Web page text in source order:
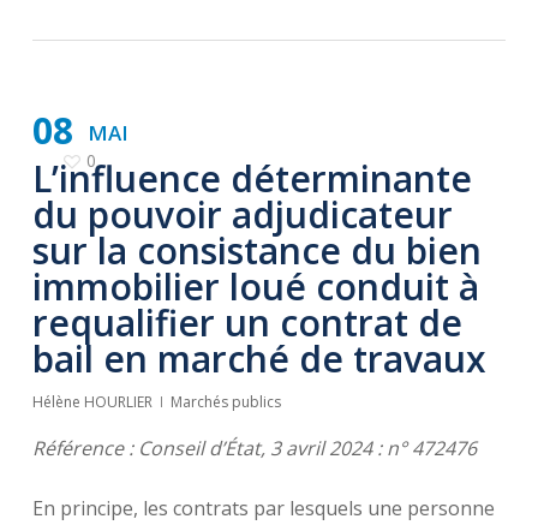
MAI
08
0
L’influence déterminante
du pouvoir adjudicateur
sur la consistance du bien
immobilier loué conduit à
requalifier un contrat de
bail en marché de travaux
Hélène HOURLIER Marchés publics
Référence : Conseil d’État, 3 avril 2024 : n° 472476
En principe, les contrats par lesquels une personne